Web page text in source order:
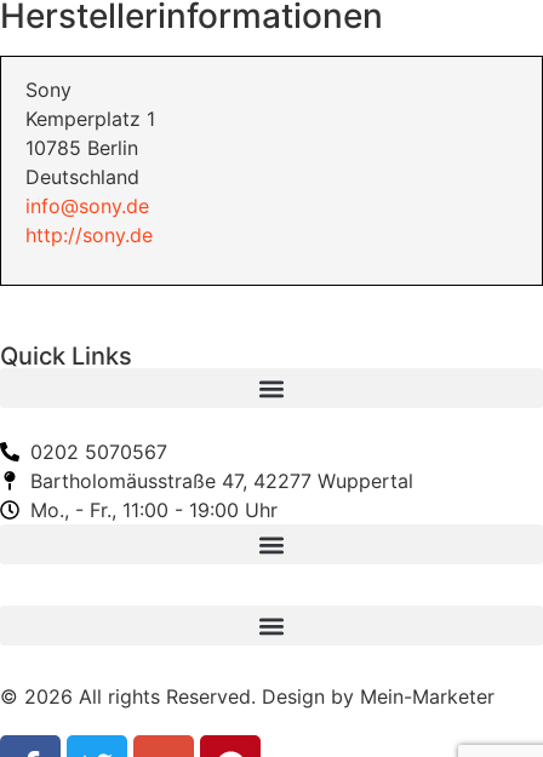
Herstellerinformationen
Sony
Kemperplatz 1
10785 Berlin
Deutschland
info@sony.de
http://sony.de
Quick Links
0202 5070567
Bartholomäusstraße 47, 42277 Wuppertal
Mo., - Fr., 11:00 - 19:00 Uhr
© 2026 All rights Reserved. Design by Mein-Marketer